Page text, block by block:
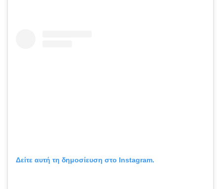
Δείτε αυτή τη δημοσίευση στο Instagram.